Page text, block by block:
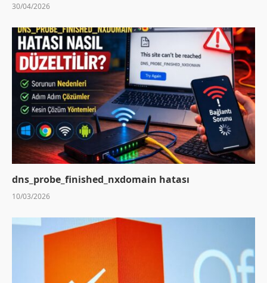
30/04/2026
dns_probe_finished_nxdomain hatası
10/03/2026